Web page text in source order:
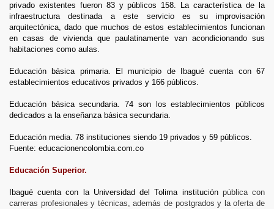
privado existentes fueron 83 y públicos 158. La característica de la
infraestructura destinada a este servicio es su improvisación
arquitectónica, dado que muchos de estos establecimientos funcionan
en casas de vivienda que paulatinamente van acondicionando sus
habitaciones como aulas.
Educación básica primaria. El municipio de Ibagué cuenta con 67
establecimientos educativos privados y 166 públicos.
Educación básica secundaria. 74 son los establecimientos públicos
dedicados a la enseñanza básica secundaria.
Educación media. 78 instituciones siendo 19 privados y 59 públicos.
Fuente: educacionencolombia.com.co
Educación Superior.
Ibagué cuenta con la Universidad del Tolima institución públicacon
carreras profesionales y técnicas, además de postgrados y la oferta de